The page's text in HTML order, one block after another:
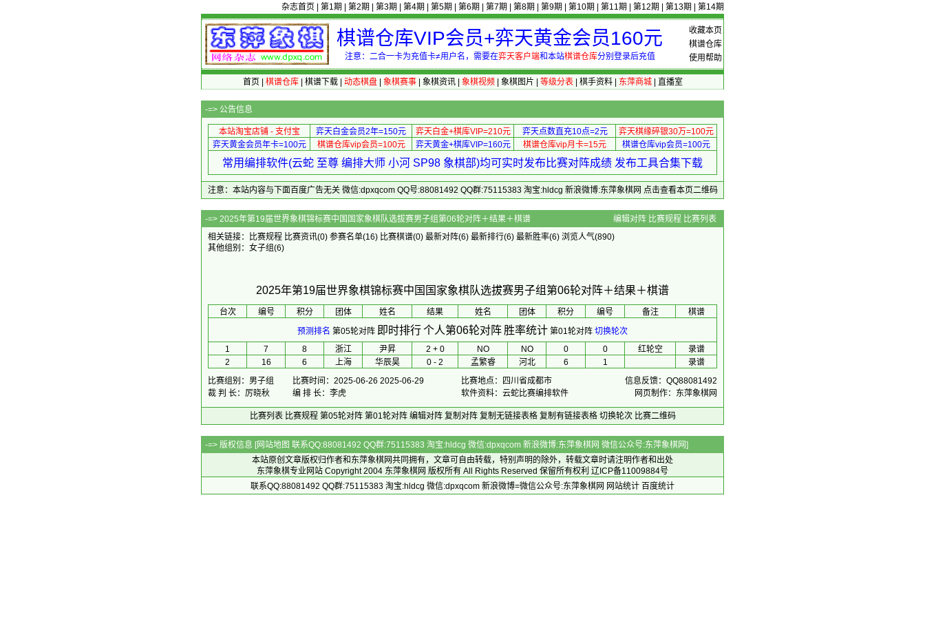
杂志首页 第1期 第2期 第3期 第4期 第5期 第6期 第7期 第8期 第9期 第10期 第11期 第12期 第13期 第14期
收藏本页
棋谱仓库
使用帮助
棋谱仓库VIP会员+弈天黄金会员160元
注意：二合一卡为充值卡≠用户名，需要在弈天客户端和本站棋谱仓库分别登录后充值
首页 棋谱仓库| 棋谱下载| 动态棋盘| 象棋赛事| 象棋资讯| 象棋视频 象棋图片 等级分表| 棋手资料| 东萍商城| 直播室
-=> 公告信息
本站淘宝店铺 - 支付宝 弈天白金会员2年=150元 弈天白金+棋库VIP=210元 弈天点数直充10点=2元
弈天棋缘碎银30万=100元
弈天黄金会员年卡=100元
棋谱仓库vip会员=100元 弈天黄金+棋库VIP=160元 棋谱仓库vip月卡=15元 棋谱仓库vip会员=100元
常用编排软件(云蛇 至尊 编排大师 小河 SP98 象棋部)均可实时发布比赛对阵成绩 发布工具合集下载
注意：本站内容与下面百度广告无关 微信:dpxqcom QQ号:88081492 QQ群:75115383 淘宝:hldcg 新浪微博:东萍象棋网 点击查看本页二维码
-=> 2025年第19届世界象棋锦标赛中国国家象棋队选拔赛男子组第06轮对阵＋结果＋棋谱 编辑对阵 比赛规程 比赛列表
相关链接：
比赛规程 比赛资讯(0) 参赛名单(16) 比赛棋谱(0) 最新对阵(6) 最新排行(6) 最新胜率(6) 浏览人气(890)
其他组别： 女子组(6)
2025年第19届世界象棋锦标赛中国国家象棋队选拔赛男子组第06轮对阵＋结果＋棋谱
台次 编号 积分 团体 姓名 结果 姓名 团体 积分 编号 备注
棋谱
预测排名 第05轮对阵 即时排行个人第06轮对阵 胜率统计 第01轮对阵 切换轮次
1
7 8 浙江 尹昇 2 + 0 NO NO 0 0 红轮空
录谱
2
16 6 上海 华辰昊 0 - 2 孟繁睿 河北 6 1
录谱
比赛组别：男子组
比赛时间：2025-06-26 2025-06-29 比赛地点：四川省成都市
信息反馈：QQ88081492
裁 判 长：厉晓秋
编 排 长：李虎 软件资料：云蛇比赛编排软件 网页制作：东萍象棋网
比赛列表 比赛规程 第05轮对阵 第01轮对阵 编辑对阵 复制对阵 复制无链接表格 复制有链接表格 切换轮次 比赛二维码
-=> 版权信息 [网站地图 联系QQ:88081492 QQ群:75115383 淘宝:hldcg 微信:dpxqcom 新浪微博:东萍象棋网 微信公众号:东萍象棋网]
本站原创文章版权归作者和 东萍象棋网共同拥有，文章可自由转载，特别声明的除外，转载文章时请注明作者和出处
东萍象棋专业网站 Copyright 2004 东萍象棋网 版权所有 All Rights Reserved 保留所有权利 辽ICP备11009884号
联系QQ:88081492 QQ群:75115383 淘宝:hldcg 微信:dpxqcom 新浪微博=微信公众号:东萍象棋网 网站统计 百度统计